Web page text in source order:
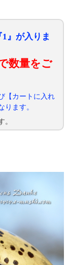
』が入りま
数量をご
【カートに入れ
ります。
。